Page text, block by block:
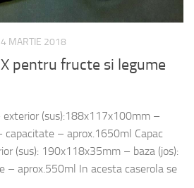
MARTIE 2018
pentru fructe si legume
(sus):188x117x100mm –
capacitate – aprox.1650ml Capac
(sus): 190x118x35mm – baza (jos):
– aprox.550ml In acesta caserola se